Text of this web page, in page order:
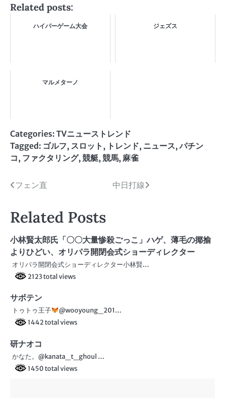
Related posts:
ハイパーゲーム大会 ジェズス
マルメターノ
Categories: TVニューストレンド
Tagged: ゴルフ, スロット , トレンド, ニュース,パチン
コ, ファクタリング, 競艇, 競馬, 麻雀
投
ナ
ビ
ゲ
ー
シ
ョ
フェン直 中日打線
Related Posts
小林賢太郎氏「〇〇大量惨殺ごっこ」ハゲ、薄毛の揶揄
よりひどい、オリパラ開閉会式ショーディレクター
オリパラ開閉会式ショーディレクター小林賢…
2123 total views
サボテン
トゥトゥ王子
@wooyoung_201…
1442 total views
研ナオコ
かなた。@kanata_t_ghoul …
1450 total views